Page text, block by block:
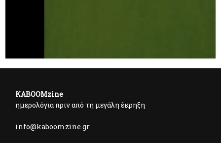
KABOOMzine
ημερολόγια πριν από τη μεγάλη έκρηξη
info@kaboomzine.gr